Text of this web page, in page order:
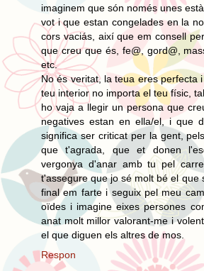
imaginem que són només unes
vot i que estan congelades en la
cors vaciás, així que em consell
que creu que és, fe@, gord@,
etc.
No és veritat, la teua eres perfecta
teu interior no importa el teu físic,
ho vaja a llegir un persona que
negatives estan en ella/el, i que
significa ser criticat per la gent,
que t'agrada, que et donen
vergonya d'anar amb tu pel
t'assegure que jo sé molt bé el que
final em farte i seguix pel meu
oïdes i imagine eixes persones
anat molt millor valorant-me i
el que diguen els altres de mos.
Respon